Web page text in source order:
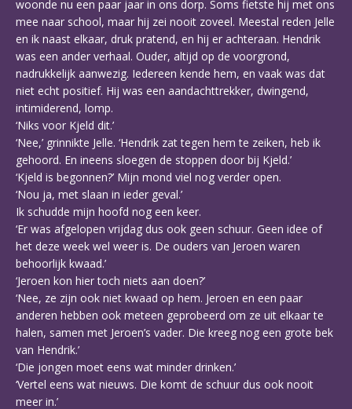
woonde nu een paar jaar in ons dorp. Soms fietste hij met ons
mee naar school, maar hij zei nooit zoveel. Meestal reden Jelle
en ik naast elkaar, druk pratend, en hij er achteraan. Hendrik
was een ander verhaal. Ouder, altijd op de voorgrond,
nadrukkelijk aanwezig. Iedereen kende hem, en vaak was dat
niet echt positief. Hij was een aandachttrekker, dwingend,
intimiderend, lomp.
‘Niks voor Kjeld dit.’
‘Nee,’ grinnikte Jelle. ‘Hendrik zat tegen hem te zeiken, heb ik
gehoord. En ineens sloegen de stoppen door bij Kjeld.’
‘Kjeld is begonnen?’ Mijn mond viel nog verder open.
‘Nou ja, met slaan in ieder geval.’
Ik schudde mijn hoofd nog een keer.
‘Er was afgelopen vrijdag dus ook geen schuur. Geen idee of
het deze week wel weer is. De ouders van Jeroen waren
behoorlijk kwaad.’
‘Jeroen kon hier toch niets aan doen?’
‘Nee, ze zijn ook niet kwaad op hem. Jeroen en een paar
anderen hebben ook meteen geprobeerd om ze uit elkaar te
halen, samen met Jeroen’s vader. Die kreeg nog een grote bek
van Hendrik.’
‘Die jongen moet eens wat minder drinken.’
‘Vertel eens wat nieuws. Die komt de schuur dus ook nooit
meer in.’